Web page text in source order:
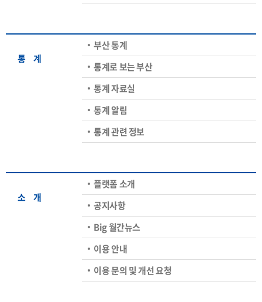
통ㅤ계
부산 통계
통계로 보는 부산
통계 자료실
통계 알림
통계 관련 정보
소ㅤ개
플랫폼 소개
공지사항
Big 월간뉴스
이용 안내
이용 문의 및 개선 요청